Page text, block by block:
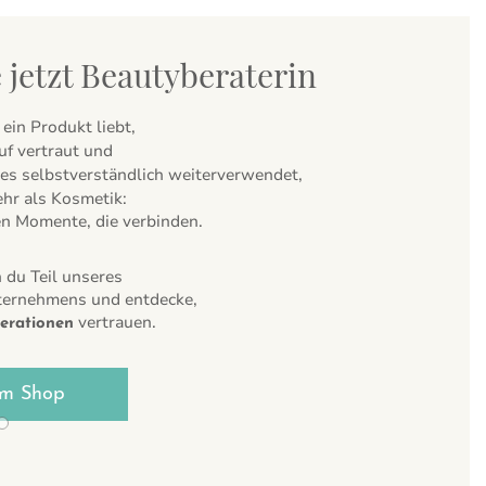
jetzt Beautyberaterin
Produkt liebt,
vertraut und
selbstverständlich weiterverwendet,
als Kosmetik:
Momente, die verbinden.
du Teil unseres
und entdecke,
vertrauen.
Shop